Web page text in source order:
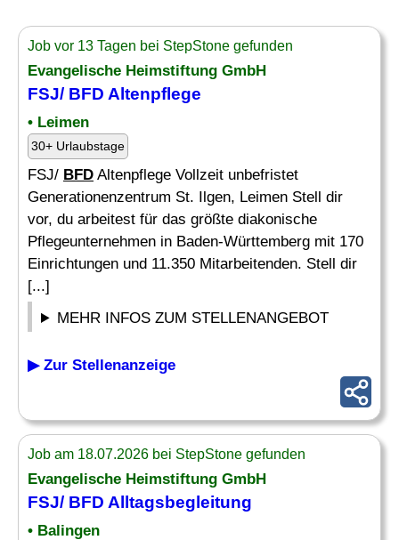
Job vor 13 Tagen bei StepStone gefunden
Evangelische Heimstiftung GmbH
FSJ/ BFD Altenpflege
• Leimen
30+ Urlaubstage
FSJ/ BFD Altenpflege Vollzeit unbefristet
Generationenzentrum St. Ilgen, Leimen Stell dir
vor, du arbeitest für das größte diakonische
Pflegeunternehmen in Baden-Württemberg mit 170
Einrichtungen und 11.350 Mitarbeitenden. Stell dir
[...]
MEHR INFOS ZUM STELLENANGEBOT
▶ Zur Stellenanzeige
Job am 18.07.2026 bei StepStone gefunden
Evangelische Heimstiftung GmbH
FSJ/ BFD Alltagsbegleitung
• Balingen